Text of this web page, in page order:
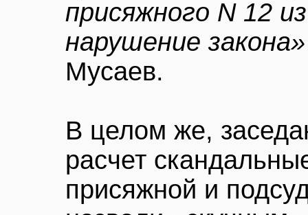
присяжного N 12
нарушение закона»
Мусаев.
В целом же,
расчет
присяжной и